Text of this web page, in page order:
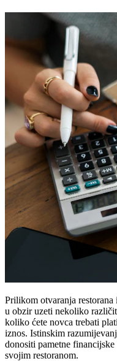
Prilikom otvaranja
u obzir uzeti nekoliko
koliko ćete novca trebati
iznos. Istinskim
donositi pametne
svojim restoranom.